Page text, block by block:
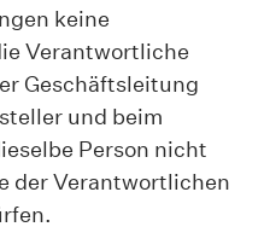
keine
Verantwortliche
Geschäftsleitung
und beim
Person nicht
der Verantwortlichen